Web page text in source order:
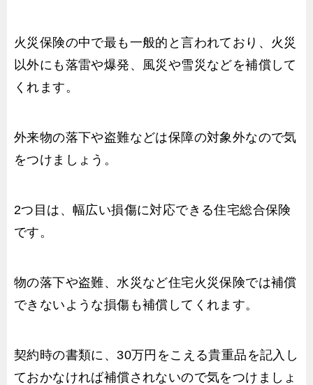
火災保険の中で最も一般的と言われており、火災
以外にも落雷や爆発、風災や雪災などを補償して
くれます。
外来物の落下や盗難などは保障の対象外なので気
をつけましょう。
2つ目は、幅広い損傷に対応できる住宅総合保険
です。
物の落下や盗難、水災など住宅火災保険では補償
できないような損傷も補償してくれます。
契約時の書類に、30万円をこえる貴重品を記入し
ておかなければ補償されないので気をつけましょ